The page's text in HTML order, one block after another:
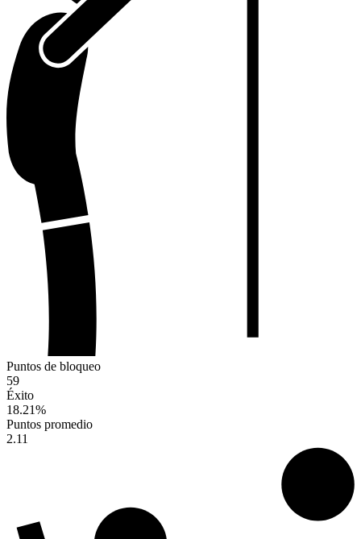
Puntos de bloqueo
59
Éxito
18.21%
Puntos promedio
2.11